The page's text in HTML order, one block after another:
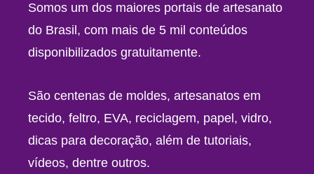
Somos um dos maiores portais de artesanato
do Brasil, com mais de 5 mil conteúdos
disponibilizados gratuitamente.
São centenas de moldes, artesanatos em
tecido, feltro, EVA, reciclagem, papel, vidro,
dicas para decoração, além de tutoriais,
vídeos, dentre outros.